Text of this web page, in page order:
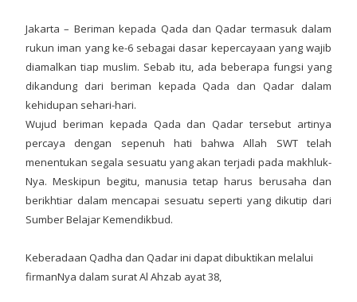
Jakarta – Beriman kepada Qada dan Qadar termasuk dalam
rukun iman yang ke-6 sebagai dasar kepercayaan yang wajib
diamalkan tiap muslim. Sebab itu, ada beberapa fungsi yang
dikandung dari beriman kepada Qada dan Qadar dalam
kehidupan sehari-hari.
Wujud beriman kepada Qada dan Qadar tersebut artinya
percaya dengan sepenuh hati bahwa Allah SWT telah
menentukan segala sesuatu yang akan terjadi pada makhluk-
Nya. Meskipun begitu, manusia tetap harus berusaha dan
berikhtiar dalam mencapai sesuatu seperti yang dikutip dari
Sumber Belajar Kemendikbud.
Keberadaan Qadha dan Qadar ini dapat dibuktikan melalui
firmanNya dalam surat Al Ahzab ayat 38,